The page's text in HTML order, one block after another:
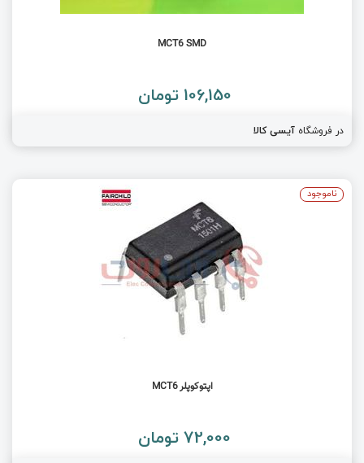
MCT6 SMD
106,150 تومان
در فروشگاه آیسی کالا
اپتوکوپلر MCT6
72,000 تومان
ناموجود